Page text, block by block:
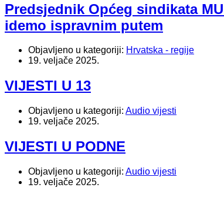
Predsjednik Općeg sindikata
idemo ispravnim putem
Objavljeno u kategoriji: Hrvatska - regije
19. veljače 2025.
VIJESTI U 13
Objavljeno u kategoriji: Audio vijesti
19. veljače 2025.
VIJESTI U PODNE
Objavljeno u kategoriji: Audio vijesti
19. veljače 2025.